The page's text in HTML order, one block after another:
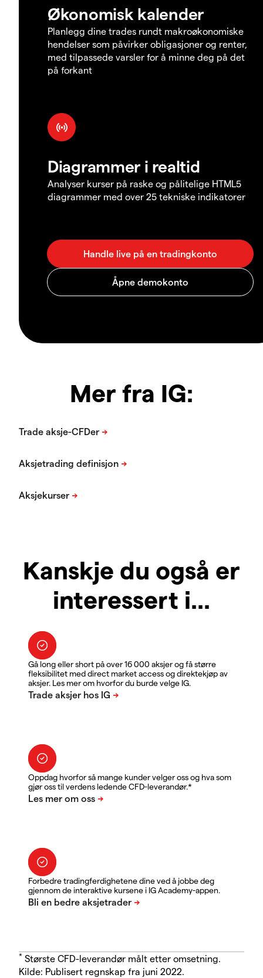
Økonomisk kalender
Planlegg dine trades rundt makroøkonomiske
hendelser som påvirker obligasjoner og renter,
med tilpassede varsler for å minne deg på det
på forkant
Diagrammer i realtid
Analyser kurser på raske og pålitelige HTML5
diagrammer med over 25 tekniske indikatorer
Mer fra IG:
Kanskje du også er
interessert i...
Gå long eller short på over 16 000 aksjer og få større
fleksibilitet med direct market access og direktekjøp av
aksjer. Les mer om hvorfor du burde velge IG.
Oppdag hvorfor så mange kunder velger oss og hva som
gjør oss til verdens ledende CFD-leverandør.*
Forbedre tradingferdighetene dine ved å jobbe deg
gjennom de interaktive kursene i IG Academy-appen.
* Største CFD-leverandør målt etter omsetning.
Kilde: Publisert regnskap fra juni 2022.